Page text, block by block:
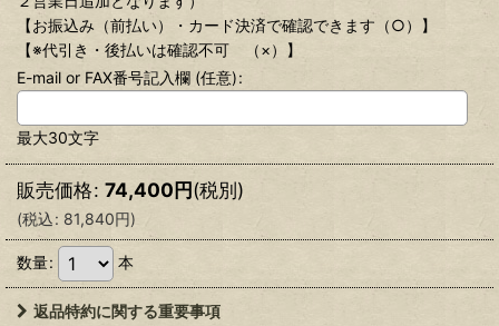
【お振込み（前払い）・カード決済で確認できます（○）】
【※代引き・後払いは確認不可 （×）】
E-mail or FAX番号記入欄 (任意):
最大30文字
販売価格: 74,400円(税別)
(税込: 81,840円)
数量: 本
返品特約に関する重要事項